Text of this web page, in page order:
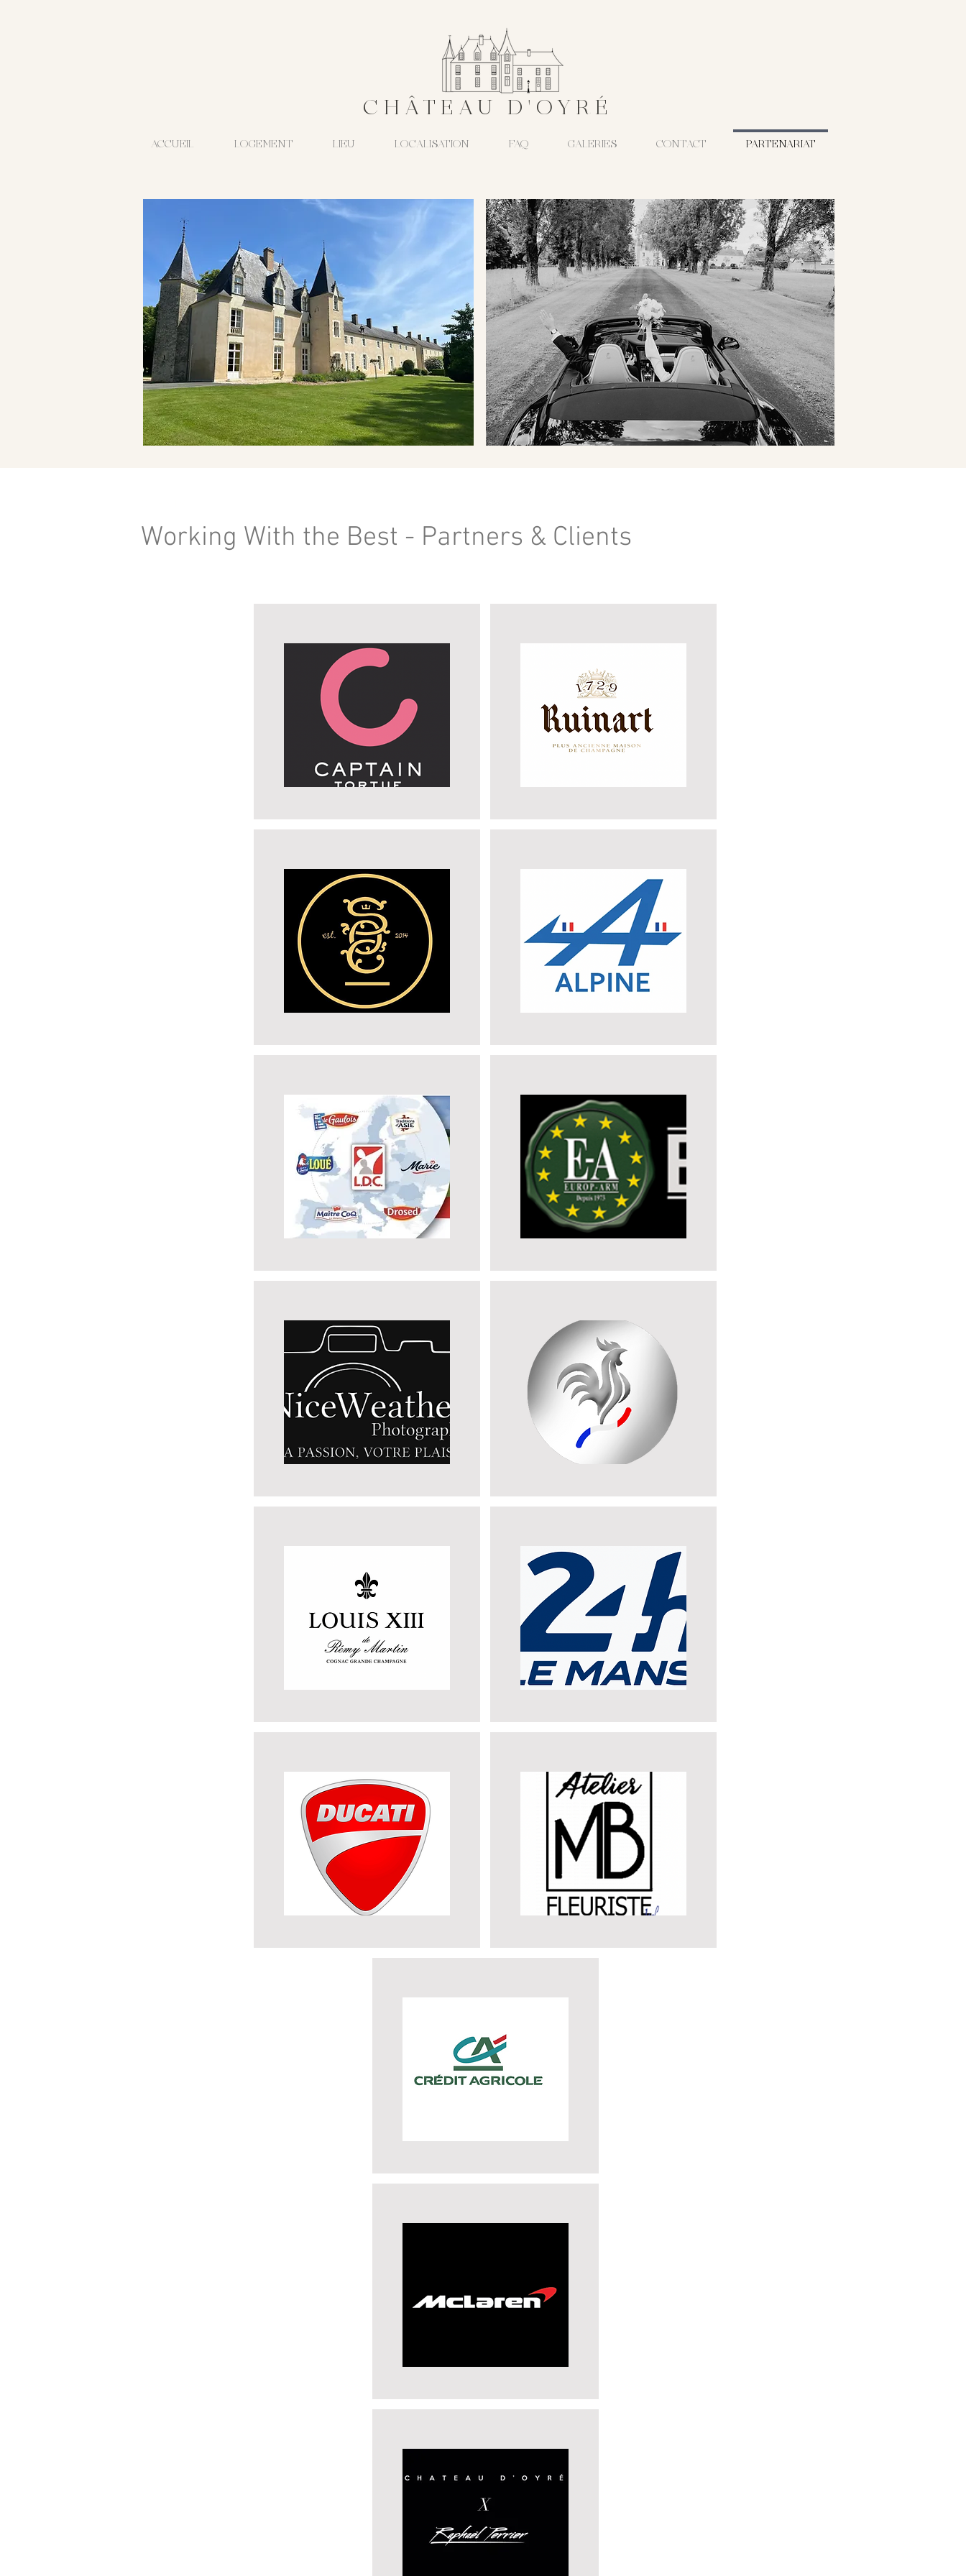
CHÂTEAU D'OYRÉ
ACCUEIL LOGEMENT LIEU LOCALISATION FAQ GALERIES CONTACT PARTENARIAT
Working With the Best - Partners & Clients